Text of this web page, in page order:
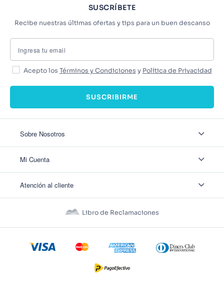
SUSCRÍBETE
Recibe nuestras últimas ofertas y tips para un buen descanso
Acepto los Términos y Condiciones y Política de Privacidad
SUSCRIBIRME
Sobre Nosotros
Nuestas tiendas
Mi Cuenta
Ver mis Pedidos
Recuperar Contraseña
Atención al cliente
Políticas de Privacidad
Políticas de Cookies
Términos y Condiciones Promos
Libro de Reclamaciones